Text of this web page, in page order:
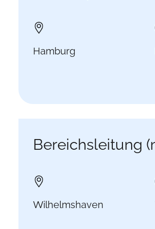
Hamburg
Bereichsleitung
Wilhelmshaven